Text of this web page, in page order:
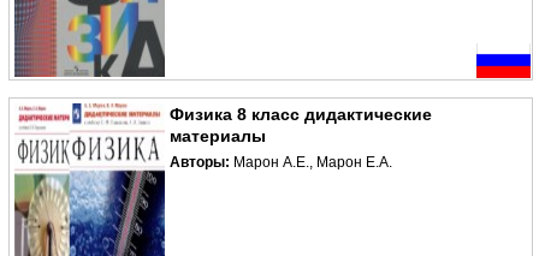
Физика 8 класс дидактические
материалы
Авторы: Марон А.Е., Марон Е.А.